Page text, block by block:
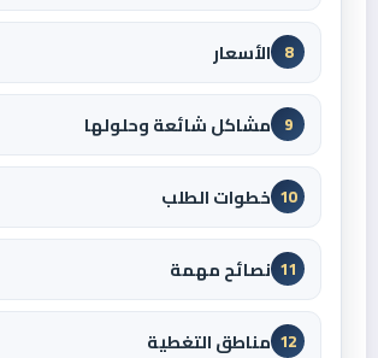
8 الأسعار
9 مشاكل شائعة وحلولها
10 خطوات الطلب
11 نصائح مهمة
12 مناطق التغطية